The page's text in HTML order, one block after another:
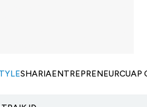
SHARIAENTREPRENEURCUAP